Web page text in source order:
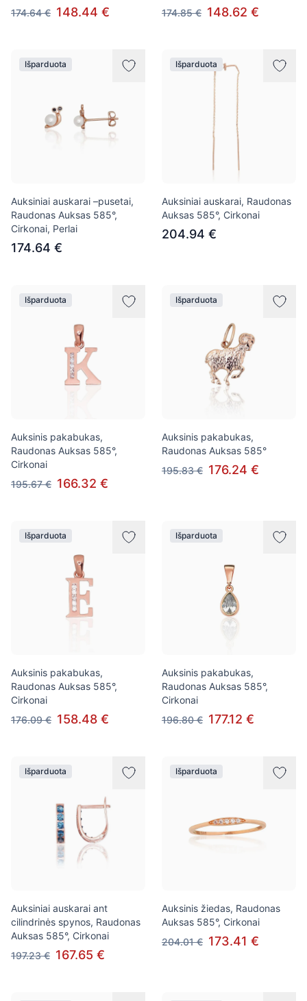
174.64 € 148.44 € 174.85 € 148.62 €
Išparduota
Auksiniai auskarai –pusetai,
Raudonas Auksas 585°,
Cirkonai, Perlai
174.64 €
Išparduota
Auksiniai auskarai, Raudonas
Auksas 585°, Cirkonai
204.94 €
Išparduota
Auksinis pakabukas,
Raudonas Auksas 585°,
Cirkonai
195.67 € 166.32 €
Išparduota
Auksinis pakabukas,
Raudonas Auksas 585°
195.83 € 176.24 €
Išparduota
Auksinis pakabukas,
Raudonas Auksas 585°,
Cirkonai
176.09 € 158.48 €
Išparduota
Auksinis pakabukas,
Raudonas Auksas 585°,
Cirkonai
196.80 € 177.12 €
Išparduota
Auksiniai auskarai ant
cilindrinės spynos, Raudonas
Auksas 585°, Cirkonai
197.23 € 167.65 €
Išparduota
Auksinis žiedas, Raudonas
Auksas 585°, Cirkonai
204.01 € 173.41 €